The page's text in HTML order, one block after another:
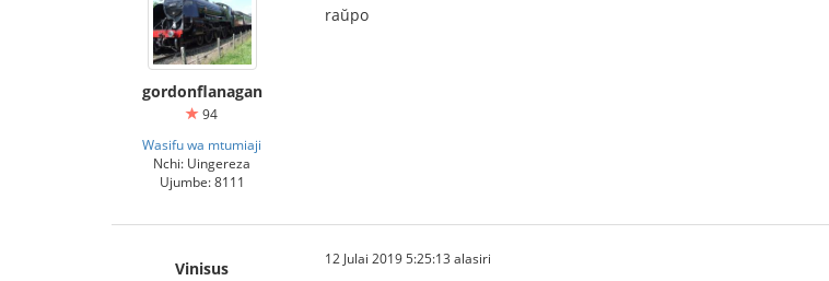
gordonflanagan
94
Wasifu wa mtumiaji
Nchi: Uingereza
Ujumbe: 8111
raŭpo
Vinisus 12 Julai 2019 5:25:13 alasiri